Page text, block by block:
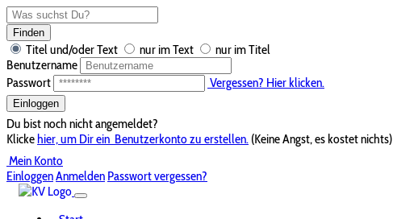
Finden
Titel und/oder Text nur im Text
nur im Titel
Benutzername
Passwort
Vergessen? Hier klicken.
Einloggen
Du bist noch nicht angemeldet?
Klickehier, um Dir ein Benutzerkonto zu erstellen. (Keine Angst, es kostet nichts)
Mein Konto
EinloggenAnmelden Passwort vergessen?